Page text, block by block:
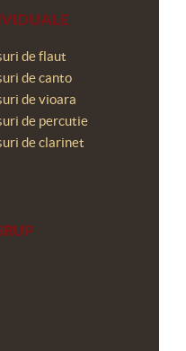
de flaut
de canto
de vioara
de percutie
de clarinet